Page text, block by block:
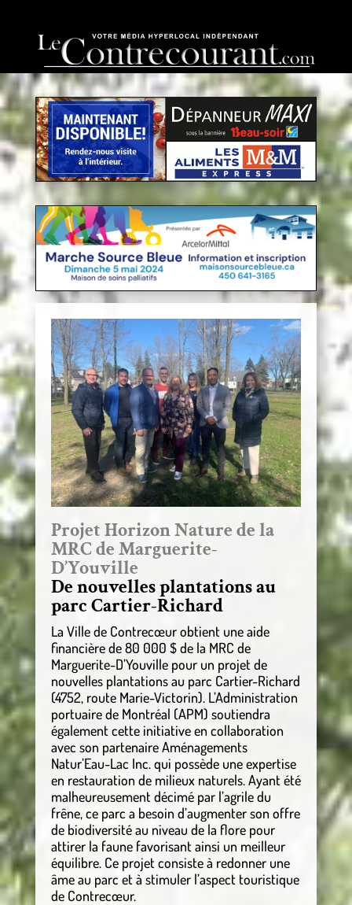
Projet Horizon Nature de la
MRC de Marguerite-
D’Youville
De nouvelles plantations au
parc Cartier-Richard
La Ville de Contrecœur obtient une aide
financière de 80 000 $ de la MRC de
Marguerite-D’Youville pour un projet de
nouvelles plantations au parc Cartier-Richard
(4752, route Marie-Victorin). L’Administration
portuaire de Montréal (APM) soutiendra
également cette initiative en collaboration
avec son partenaire Aménagements
Natur’Eau-Lac Inc. qui possède une expertise
en restauration de milieux naturels. Ayant été
malheureusement décimé par l’agrile du
frêne, ce parc a besoin d’augmenter son offre
de biodiversité au niveau de la flore pour
attirer la faune favorisant ainsi un meilleur
équilibre. Ce projet consiste à redonner une
âme au parc et à stimuler l’aspect touristique
de Contrecœur.